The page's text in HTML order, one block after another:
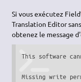
Si vous exécutez
Translation Editor
obtenez le message
This software
Missing write